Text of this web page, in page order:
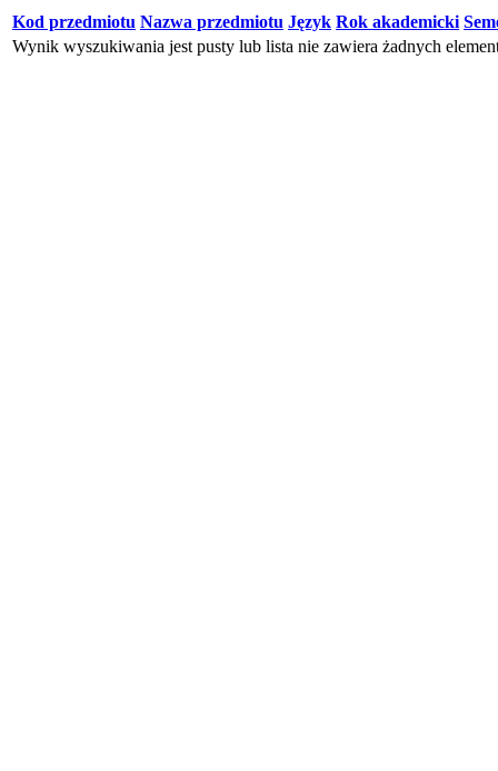
Kod przedmiotu Nazwa przedmiotu Język Rok akademicki
Wynik wyszukiwania jest pusty lub lista nie zawiera żadnych